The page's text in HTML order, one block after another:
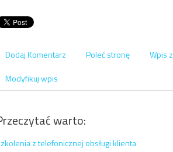
Dodaj Komentarz Poleć stronę
Wpis
Modyfikuj wpis
warto:
z telefonicznej obsługi klienta